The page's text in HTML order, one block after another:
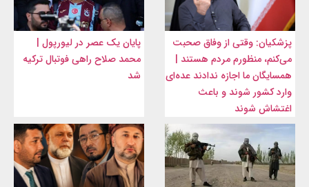
پزشکیان: وقتی از وفاق صحبت
می‌کنم، منظورم مردم هستند |
همسایگان ما اجازه ندادند عده‌ای
وارد کشور شوند و باعث
اغتشاش شوند
پایان یک عصر در لیورپول |
محمد صلاح راهی فوتبال ترکیه
شد